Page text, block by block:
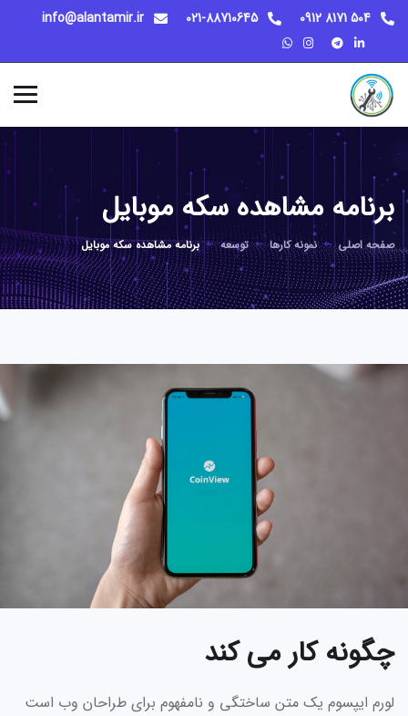
021-88710645
برنامه مشاهده سکه موبایل
صفحه اصلی نمونه کارها توسعه برنامه مشاهده سکه موبایل
چگونه کار می کند
لورم ایپسوم یک متن ساختگی و نامفهوم برای طراحان وب است